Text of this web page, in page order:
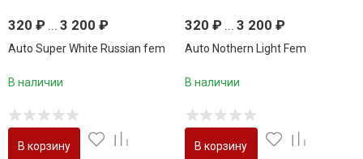
320 ₽ ... 3 200 ₽
Auto Super White Russian fem
В наличии
В корзину
320₽ ... 3 200₽
Auto Nothern Light Fem
В наличии
В корзину